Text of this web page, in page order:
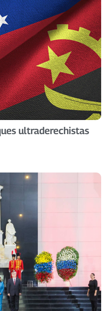
ultraderechistas